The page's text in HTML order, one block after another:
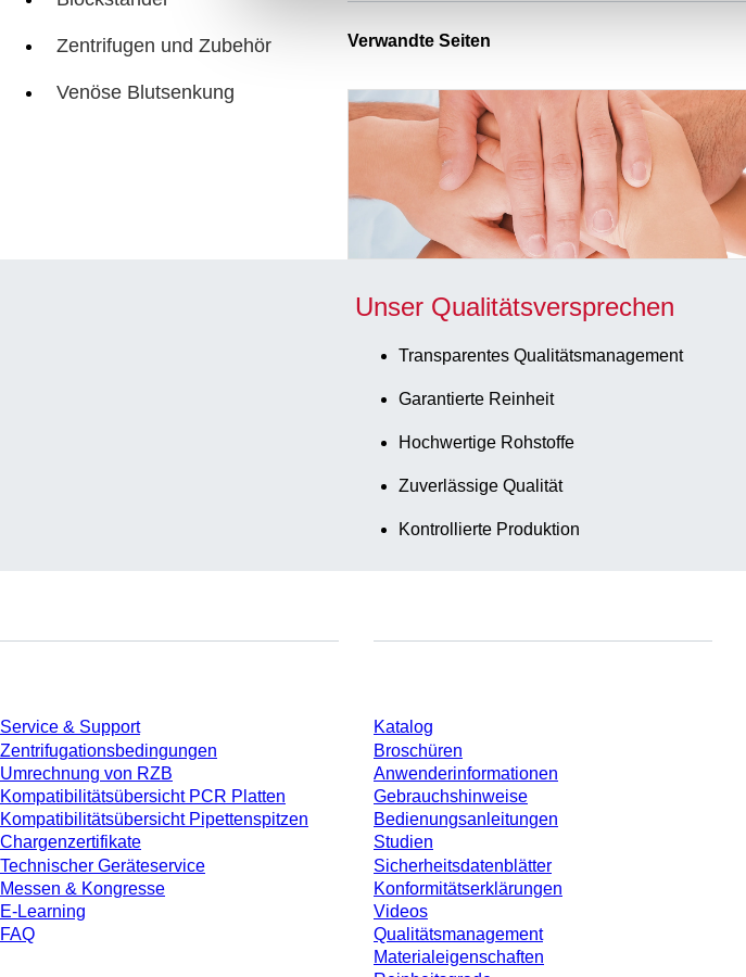
Zentrifugen und Zubehör
Venöse Blutsenkung
Verwandte Seiten
Unser Qualitätsversprechen
Transparentes Qualitätsmanagement
Garantierte Reinheit
Hochwertige Rohstoffe
Zuverlässige Qualität
Kontrollierte Produktion
Service & Support
Zentrifugationsbedingungen
Umrechnung von RZB
Kompatibilitätsübersicht PCR Platten
Kompatibilitätsübersicht Pipettenspitzen
Chargenzertifikate
Technischer Geräteservice
Messen & Kongresse
E-Learning
FAQ
Katalog
Broschüren
Anwenderinformationen
Gebrauchshinweise
Bedienungsanleitungen
Studien
Sicherheitsdatenblätter
Konformitätserklärungen
Videos
Qualitätsmanagement
Materialeigenschaften